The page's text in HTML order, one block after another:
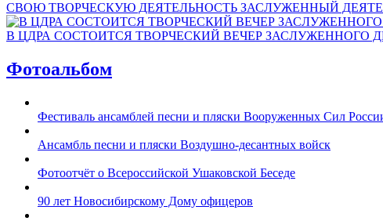
СВОЮ ТВОРЧЕСКУЮ ДЕЯТЕЛЬНОСТЬ ЗАСЛУЖЕННЫЙ
В ЦДРА СОСТОИТСЯ ТВОРЧЕСКИЙ ВЕЧЕР ЗАСЛУЖЕННОГО
Фотоальбом
Фестиваль ансамблей песни и пляски Вооруженных Сил
Ансамбль песни и пляски Воздушно-десантных войск
Фотоотчёт о Всероссийской Ушаковской Беседе
90 лет Новосибирскому Дому офицеров